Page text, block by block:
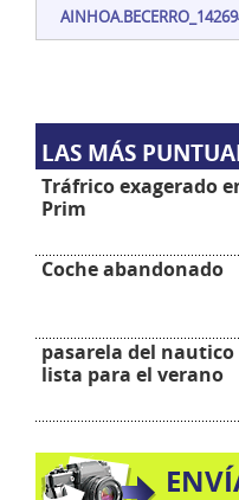
LAS MÁS
Tráfrico exagerado
Prim
Coche abandonado
pasarela del nautico
lista para el verano